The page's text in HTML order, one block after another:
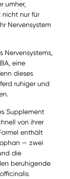
umher,
nicht nur für
Nervensystem
Nervensystems,
eine
dieses
ruhiger und
Supplement
von ihrer
enthält
— zwei
die
beruhigende